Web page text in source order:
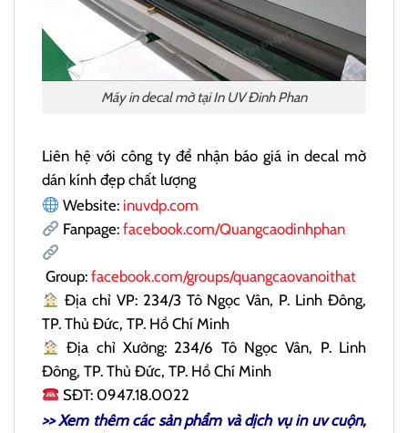
Máy in decal mờ tại In UV Đinh Phan
Liên hệ với công ty để nhận báo giá in decal mờ
dán kính đẹp chất lượng
Website: inuvdp.com
Fanpage: facebook.com/Quangcaodinhphan
Group: facebook.com/groups/quangcaovanoithat
Địa chỉ VP: 234/3 Tô Ngọc Vân, P. Linh Đông,
TP. Thủ Đức, TP. Hồ Chí Minh
Địa chỉ Xưởng: 234/6 Tô Ngọc Vân, P. Linh
Đông, TP. Thủ Đức, TP. Hồ Chí Minh
SĐT: 0947.18.0022
>> Xem thêm các sản phẩm và dịch vụin uv cuộn,